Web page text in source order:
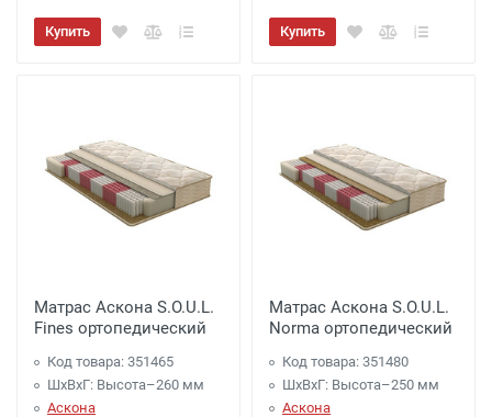
Купить Купить
Матрас Аскона S.O.U.L.
Fines ортопедический
Код товара: 351465
ШхВхГ: Высота–260 мм
Аскона
Матрас Аскона S.O.U.L.
Norma ортопедический
Код товара: 351480
ШхВхГ: Высота–250 мм
Аскона